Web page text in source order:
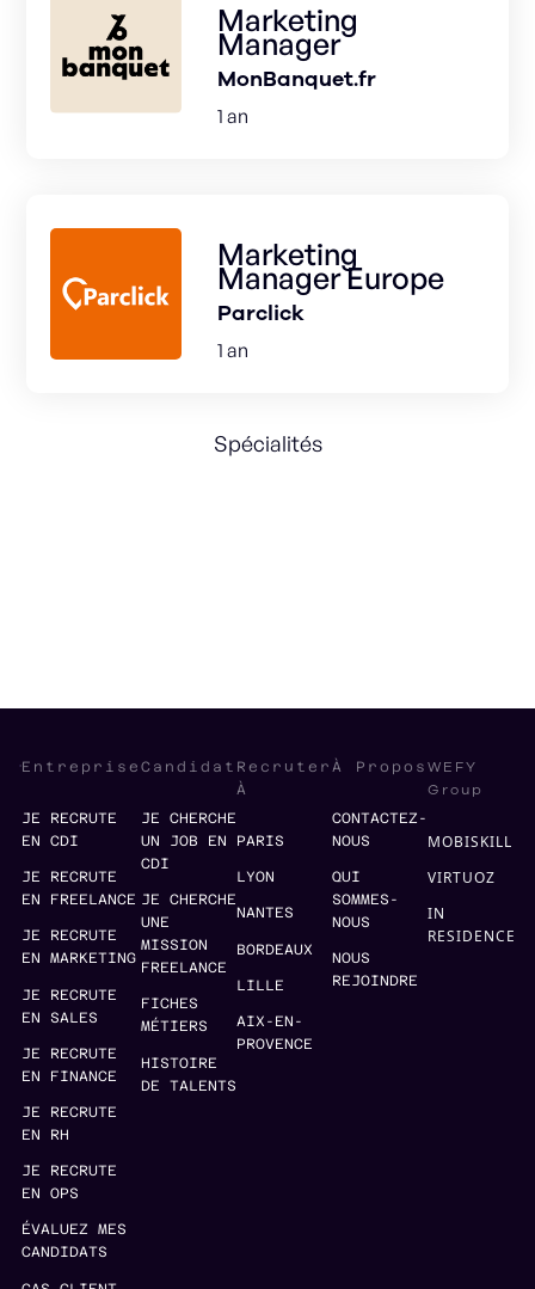
Marketing
Manager
MonBanquet.fr
1 an
Marketing
Manager Europe
Parclick
1 an
Spécialités
Entreprise
JE RECRUTE
EN CDI
JE RECRUTE
EN FREELANCE
JE RECRUTE
EN MARKETING
JE RECRUTE
EN SALES
JE RECRUTE
EN FINANCE
JE RECRUTE
EN RH
JE RECRUTE
EN OPS
ÉVALUEZ MES
CANDIDATS
Candidat
JE CHERCHE
UN JOB EN
CDI
JE CHERCHE
UNE
MISSION
FREELANCE
FICHES
MÉTIERS
HISTOIRE
DE TALENTS
Recruter
À
PARIS
LYON
NANTES
BORDEAUX
LILLE
AIX-EN-
PROVENCE
À Propos
CONTACTEZ-
NOUS
QUI
SOMMES-
NOUS
NOUS
REJOINDRE
WEFY
Group
MOBISKILL
VIRTUOZ
IN
RESIDENCE